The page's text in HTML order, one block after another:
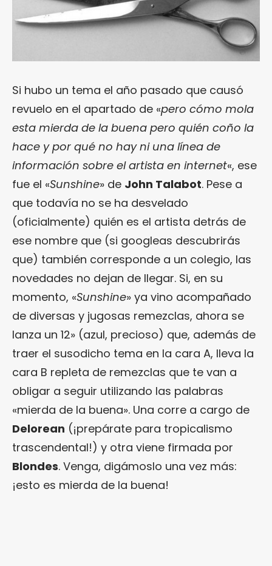
Si hubo un tema el año pasado que causó
revuelo en el apartado de «pero cómo mola
esta mierda de la buena pero quién coño la
hace y por qué no hay ni una línea de
información sobre el artista en internet«, ese
fue el «Sunshine» de John Talabot. Pese a
que todavía no se ha desvelado
(oficialmente) quién es el artista detrás de
ese nombre que (si googleas descubrirás
que) también corresponde a un colegio, las
novedades no dejan de llegar. Si, en su
momento, «Sunshine» ya vino acompañado
de diversas y jugosas remezclas, ahora se
lanza un 12» (azul, precioso) que, además de
traer el susodicho tema en la cara A, lleva la
cara B repleta de remezclas que te van a
obligar a seguir utilizando las palabras
«mierda de la buena». Una corre a cargo de
Delorean (¡prepárate para tropicalismo
trascendental!) y otra viene firmada por
Blondes. Venga, digámoslo una vez más:
¡esto es mierda de la buena!